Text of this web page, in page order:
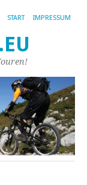
START IMPRESSUM